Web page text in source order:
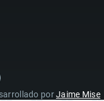
porJaime Mise